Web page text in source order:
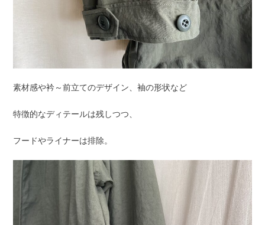
素材感や衿～前立てのデザイン、袖の形状など
特徴的なディテールは残しつつ、
フードやライナーは排除。